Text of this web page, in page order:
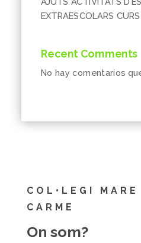
EXTRAESCOLARS
Recent Comments
No hay comentarios
COL•LEGI
CARME
On som?